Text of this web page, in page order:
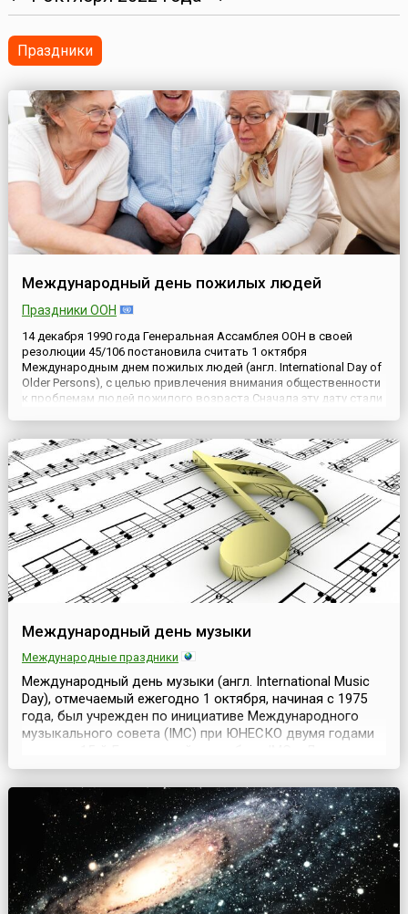
Праздники
Международный день пожилых людей
Праздники ООН
14 декабря 1990 года Генеральная Ассамблея ООН в своей
резолюции 45/106 постановила считать 1 октября
Международным днем пожилых людей (англ. International Day of
Older Persons), с целью привлечения внимания общественности
к проблемам людей пожилого возраста.Сначала эту дату стали
Международный день музыки
Международные праздники
Международный день музыки (англ. International Music
Day), отмечаемый ежегодно 1 октября, начиная с 1975
года, был учрежден по инициативе Международного
музыкального совета (IMC) при ЮНЕСКО двумя годами
Одними из инициаторов учреждения Международного
дня музыки стали композитор Дмитрий Шостакович и
Иегуди Менухин, занимавший тогда пост председ...